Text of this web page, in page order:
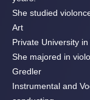
She studied
Art
Private University in
She majored in
Gredler
Instrumental and